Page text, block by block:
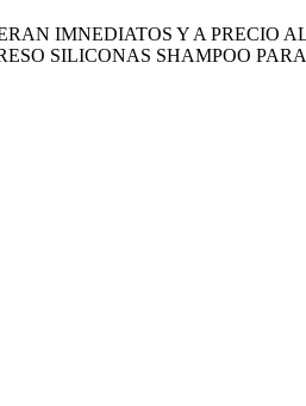
IMNEDIATOS Y A PRECIO
SILICONAS SHAMPOO